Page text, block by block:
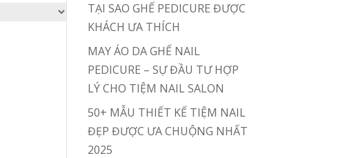
TẠI SAO GHẾ PEDICURE ĐƯỢC
KHÁCH ƯA THÍCH
MAY ÁO DA GHẾ NAIL
PEDICURE – SỰ ĐẦU TƯ HỢP
LÝ CHO TIỆM NAIL SALON
50+ MẪU THIẾT KẾ TIỆM NAIL
ĐẸP ĐƯỢC ƯA CHUỘNG NHẤT
2025